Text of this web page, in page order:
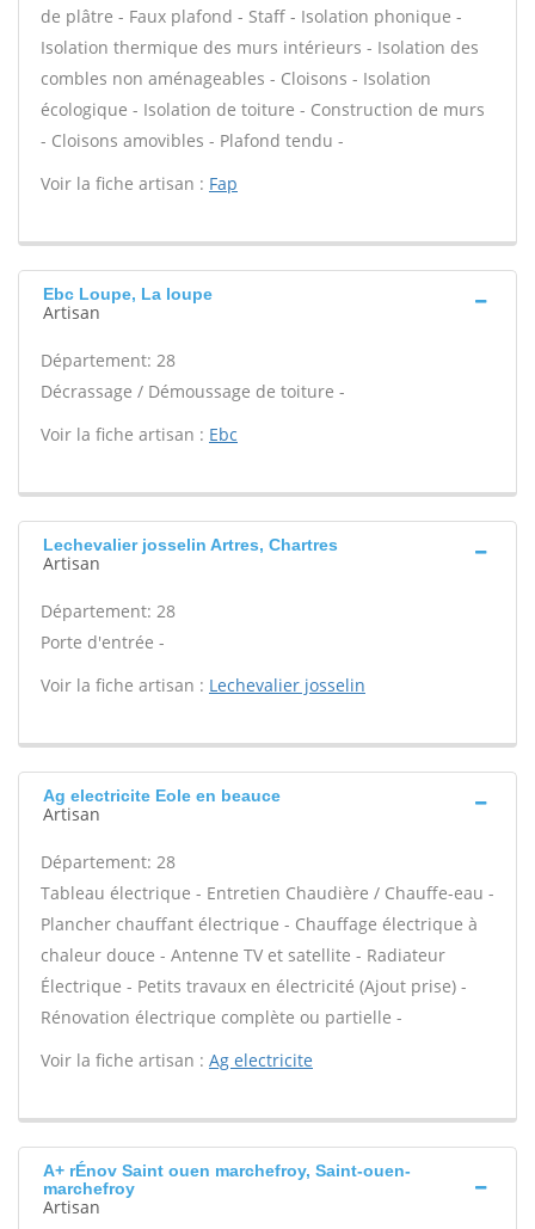
de plâtre - Faux plafond - Staff - Isolation phonique -
Isolation thermique des murs intérieurs - Isolation des
combles non aménageables - Cloisons - Isolation
écologique - Isolation de toiture - Construction de murs
- Cloisons amovibles - Plafond tendu -
Voir la fiche artisan : Fap
Ebc Loupe, La loupe
Artisan
Département: 28
Décrassage / Démoussage de toiture -
Voir la fiche artisan : Ebc
Lechevalier josselin Artres, Chartres
Artisan
Département: 28
Porte d'entrée -
Voir la fiche artisan : Lechevalier josselin
Ag electricite Eole en beauce
Artisan
Département: 28
Tableau électrique - Entretien Chaudière / Chauffe-eau -
Plancher chauffant électrique - Chauffage électrique à
chaleur douce - Antenne TV et satellite - Radiateur
Électrique - Petits travaux en électricité (Ajout prise) -
Rénovation électrique complète ou partielle -
Voir la fiche artisan : Ag electricite
A+ rÉnov Saint ouen marchefroy, Saint-ouen-
marchefroy
Artisan